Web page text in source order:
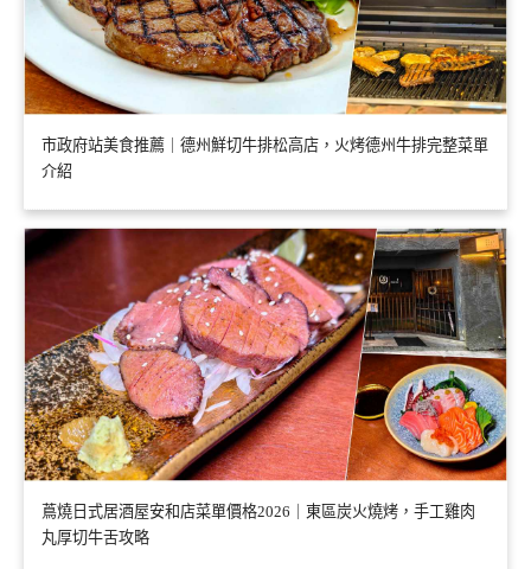
市政府站美食推薦｜德州鮮切牛排松高店，火烤德州牛排完整菜單
介紹
蔦燒日式居酒屋安和店菜單價格2026｜東區炭火燒烤，手工雞肉
丸厚切牛舌攻略